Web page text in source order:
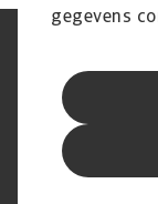
gegevens
verzameld
services.
Cookie informatie
Phishing en fraude
Supplier information